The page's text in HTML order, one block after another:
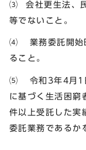
⑶ 会社更生法、民
等でないこと。
⑷ 業務委託開始
ること。
⑸ 令和3年4月1日
に基づく生活困窮
件以上受託した実
委託業務であるか